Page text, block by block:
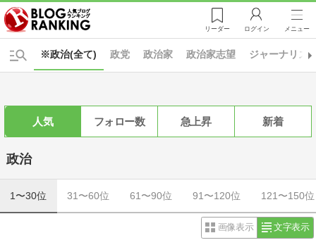
リーダー ログイン メニュー
※政治(全て) 政党 政治家 政治家志望 ジャーナリズ
人気 フォロー数 急上昇 新着
政治
1〜30位 31〜60位 61〜90位 91〜120位 121〜150位
画像表示 文字表示